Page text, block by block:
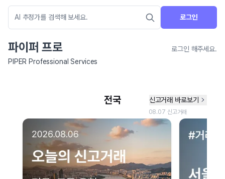
로그인
파이퍼 프로
로그인 해주세요.
PIPER Professional Services